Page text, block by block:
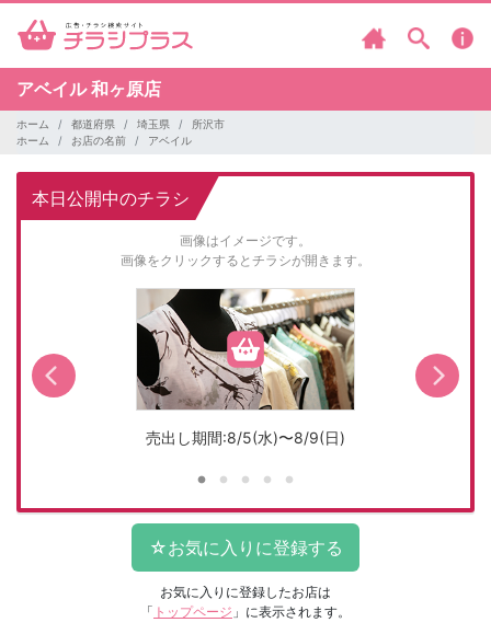
アベイル和ヶ原店
ホーム 都道府県 埼玉県
所沢市
ホーム
お店の名前 アベイル
本日公開中のチラシ
画像はイメージです。
画像をクリックするとチラシが開きます。
売出し期間:8/5(水)〜8/9(日)
お気に入りに登録したお店は
「 トップページ 」に表示されます。